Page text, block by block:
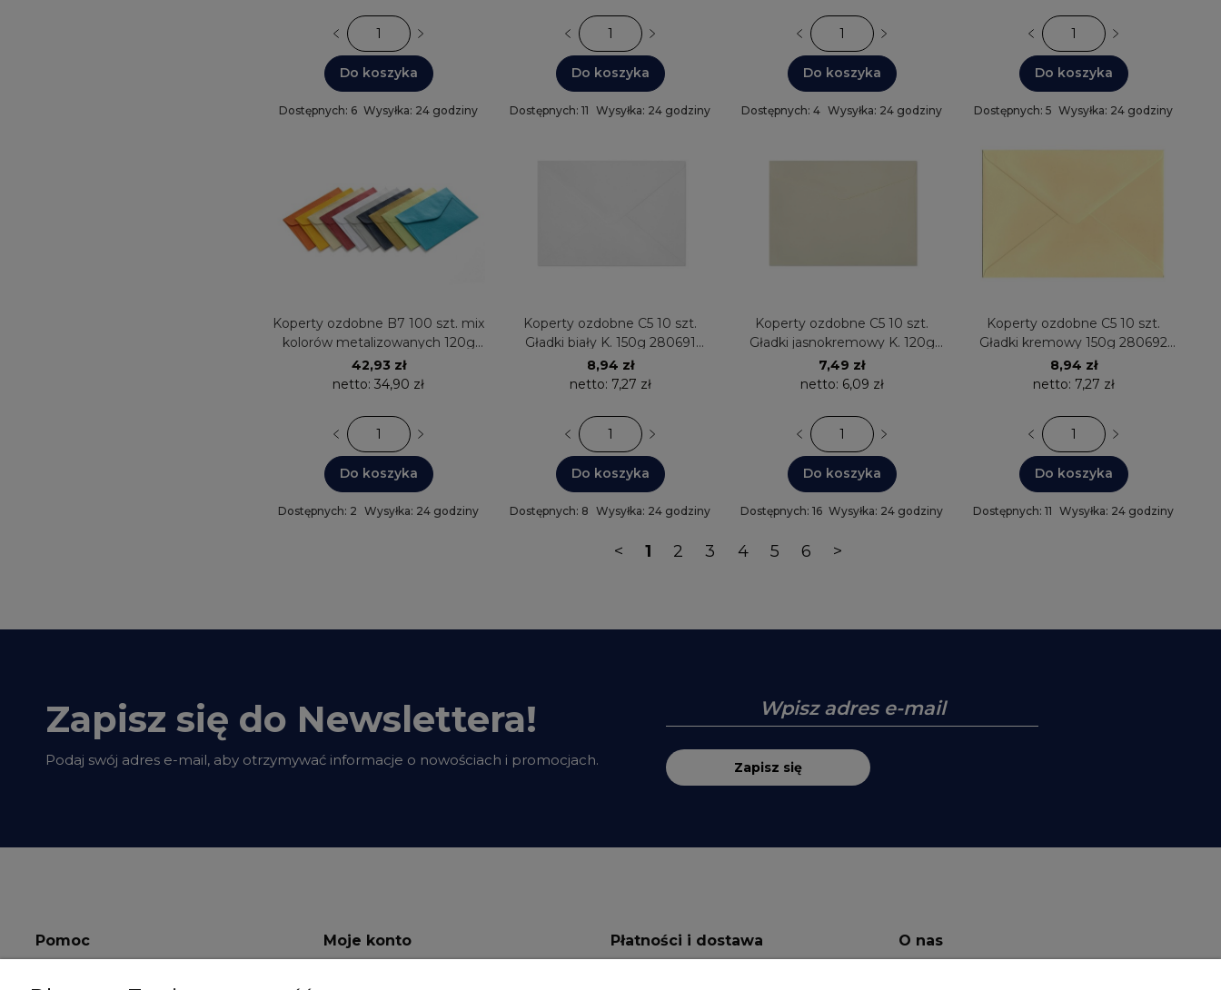
Do koszyka
Dostępnych: 6 Wysyłka: 24 godziny
Do koszyka
Dostępnych: 11 Wysyłka: 24 godziny
Do koszyka
Dostępnych: 4 Wysyłka: 24 godziny
Do koszyka
Dostępnych: 5 Wysyłka: 24 godziny
Koperty ozdobne B7 100 szt. mix
kolorów metalizowanych 120g
Galeria Papieru
42,93 zł
netto: 34,90 zł
Do koszyka
Dostępnych: 2 Wysyłka: 24 godziny
Koperty ozdobne C5 10 szt.
Gładki biały K. 150g 280691
Galeria Papieru
8,94 zł
netto: 7,27 zł
Do koszyka
Dostępnych: 8 Wysyłka: 24 godziny
Koperty ozdobne C5 10 szt.
Gładki jasnokremowy K. 120g
280629 Galeria Papieru
7,49 zł
netto: 6,09 zł
Do koszyka
Dostępnych: 16 Wysyłka: 24 godziny
Koperty ozdobne C5 10 szt.
Gładki kremowy 150g 280692
Galeria Papieru
8,94 zł
netto: 7,27 zł
Do koszyka
Dostępnych: 11 Wysyłka: 24 godziny
< 1 2 3 4 5 6 >
Zapisz się do Newslettera!
Podaj swój adres e-mail, aby otrzymywać informacje o nowościach i promocjach. Zapisz się
Pomoc Moje konto Płatności i dostawa O nas